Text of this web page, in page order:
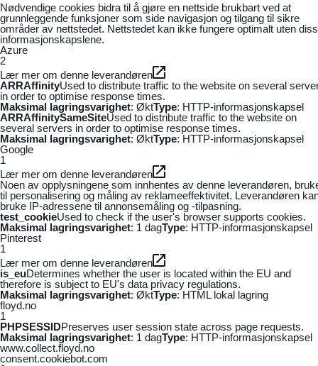
Nødvendige cookies bidra til å gjøre en nettside brukbart ved at
grunnleggende funksjoner som side navigasjon og tilgang til sikre
områder av nettstedet. Nettstedet kan ikke fungere optimalt uten
informasjonskapslene.
Azure
2
Lær mer om denne leverandøren
ARRAffinityUsed to distribute traffic to the website on several
in order to optimise response times.
Maksimal lagringsvarighet: ØktType: HTTP-informasjonskapsel
ARRAffinitySameSiteUsed to distribute traffic to the website on
several servers in order to optimise response times.
Maksimal lagringsvarighet: ØktType: HTTP-informasjonskapsel
Google
1
Lær mer om denne leverandøren
Noen av opplysningene som innhentes av denne leverandøren,
til personalisering og måling av reklameeffektivitet. Leverandøren
bruke IP-adressene til annonsemåling og -tilpasning.
test_cookieUsed to check if the user's browser supports cookies.
Maksimal lagringsvarighet: 1 dagType: HTTP-informasjonskapsel
Pinterest
1
Lær mer om denne leverandøren
is_euDetermines whether the user is located within the EU and
therefore is subject to EU's data privacy regulations.
Maksimal lagringsvarighet: ØktType: HTML lokal lagring
floyd.no
1
PHPSESSIDPreserves user session state across page requests.
Maksimal lagringsvarighet: 1 dagType: HTTP-informasjonskapsel
www.collect.floyd.no
consent.cookiebot.com